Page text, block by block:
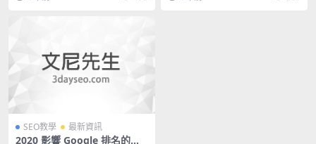
SEO教學 最新資訊
2020 影響 Google 排名的重